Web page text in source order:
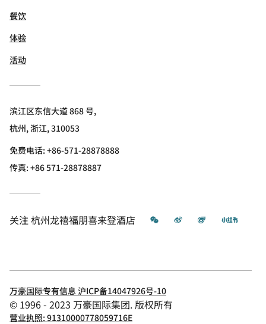
餐饮
体验
活动
滨江区东信大道 868 号,
杭州, 浙江, 310053
免费电话:+86-571-28878888
传真:+86 571-28878887
关注 杭州龙禧福朋喜来登酒店 微信 微博 飞猪 小红书
万豪国际专有信息 沪ICP备14047926号-10
© 1996 - 2023 万豪国际集团. 版权所有
营业执照: 91310000778059716E